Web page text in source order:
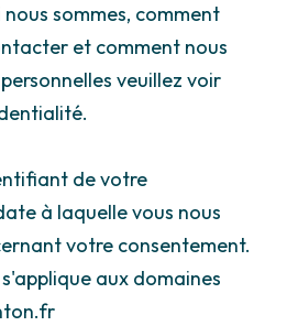
sommes, comment
et comment nous
veuillez voir
de votre
à laquelle vous nous
votre consentement.
aux domaines